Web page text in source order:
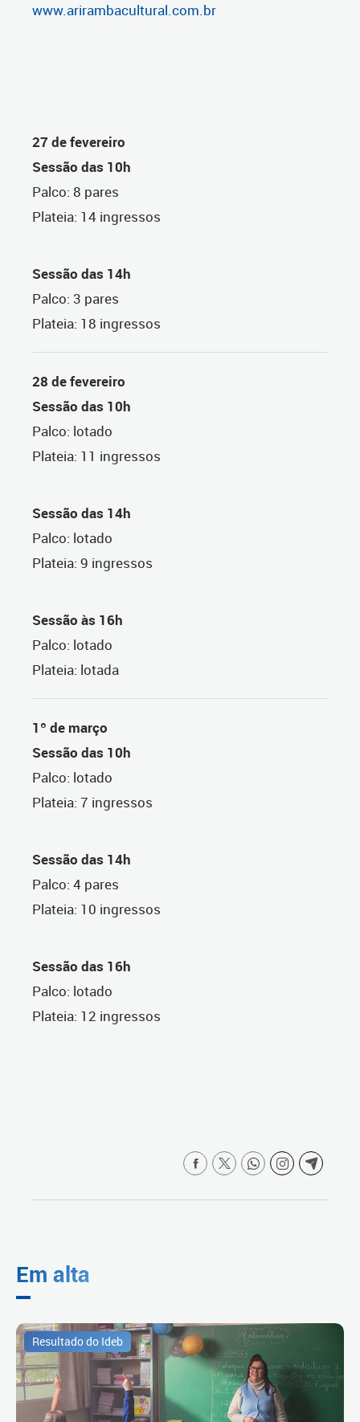
www.arirambacultural.com.br
27 de fevereiro
Sessão das 10h
Palco: 8 pares
Plateia: 14 ingressos
Sessão das 14h
Palco: 3 pares
Plateia: 18 ingressos
28 de fevereiro
Sessão das 10h
Palco: lotado
Plateia: 11 ingressos
Sessão das 14h
Palco: lotado
Plateia: 9 ingressos
Sessão às 16h
Palco: lotado
Plateia: lotada
1º de março
Sessão das 10h
Palco: lotado
Plateia: 7 ingressos
Sessão das 14h
Palco: 4 pares
Plateia: 10 ingressos
Sessão das 16h
Palco: lotado
Plateia: 12 ingressos
Em alta
Resultado do Ideb